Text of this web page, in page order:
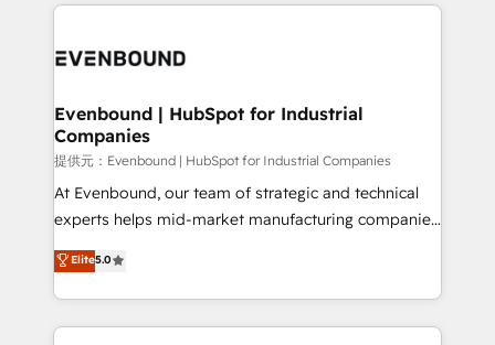
marketing automation to online and offline sales
allowing companies to optimize processes and meet
the needs of the customer. We are part of Impresoft
Group, a group of specialized and complementary
companies that divide their offer into 4
Competence Centers: Smart Manufacturing,
The synergies generated by these integrations,
together with the combination of talents, skills,
Evenbound | HubSpot for Industrial
Companies
提供元：Evenbound | HubSpot for Industrial Companies
At Evenbound, our team of strategic and technical
experts helps mid-market manufacturing companies
achieve real growth. We specialize in delivering
tailored solutions that drive results by leveraging
HubSpot’s platform and data to fuel success.
Technical Solutions: - HubSpot Technical Consulting -
Elite5.0